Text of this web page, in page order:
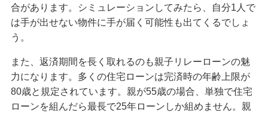
合があります。シミュレーションしてみたら、自分1人で
は手が出せない物件に手が届く可能性も出てくるでしょ
う。
また、返済期間を長く取れるのも親子リレーローンの魅
力になります。多くの住宅ローンは完済時の年齢上限が
80歳と規定されています。親が55歳の場合、単独で住宅
ローンを組んだら最長で25年ローンしか組めません。親